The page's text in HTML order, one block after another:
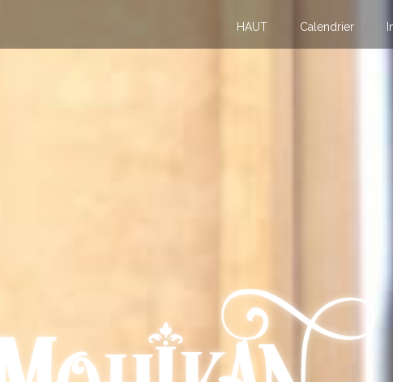
HAUT Calendrier